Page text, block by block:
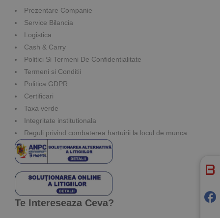
Prezentare Companie
Service Bilancia
Logistica
Cash & Carry
Politici Si Termeni De Confidentialitate
Termeni si Conditii
Politica GDPR
Certificari
Taxa verde
Integritate institutionala
Reguli privind combaterea hartuirii la locul de munca
Te Intereseaza Ceva?